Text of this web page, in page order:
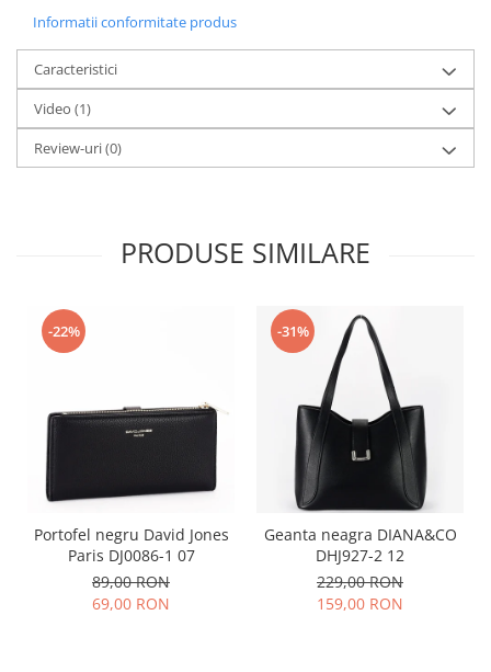
Informatii conformitate produs
Caracteristici
Video (1)
Review-uri(0)
PRODUSE SIMILARE
-22%
Portofel negru David Jones
Paris DJ0086-1 07
89,00 RON
69,00 RON
-31%
Geanta neagra DIANA&CO
DHJ927-2 12
229,00 RON
159,00 RON